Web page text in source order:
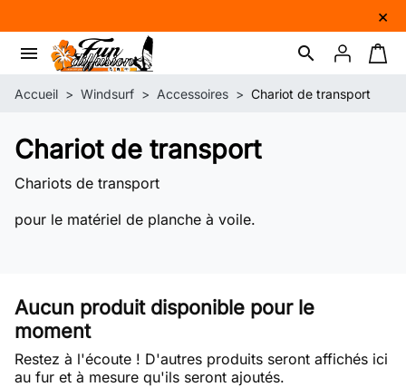
×
search
menu Connexion
Accueil Windsurf Accessoires Chariot de transport
Chariot de transport
Chariots de transport
pour le matériel de planche à voile.
Aucun produit disponible pour le
moment
Restez à l'écoute ! D'autres produits seront affichés ici
au fur et à mesure qu'ils seront ajoutés.